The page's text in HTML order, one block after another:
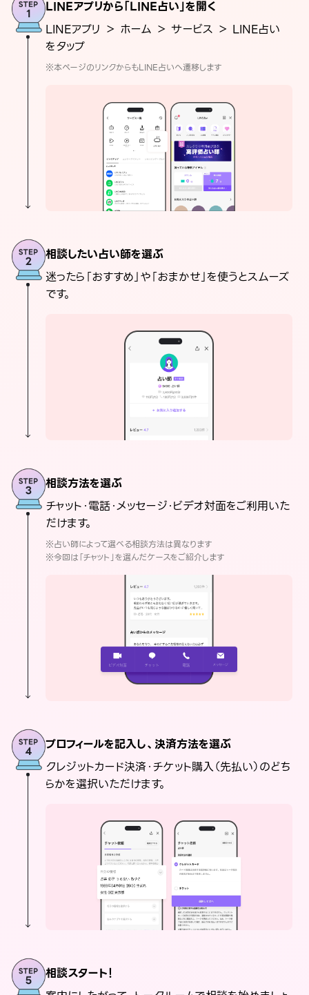
LINEアプリから「LINE占い」を開く
LINEアプリ ＞ ホーム ＞ サービス ＞ LINE占い
をタップ
※本ページのリンクからもLINE占いへ遷移します
相談したい占い師を選ぶ
迷ったら「おすすめ」や「おまかせ」を使うとスムーズ
です。
相談方法を選ぶ
チャット・電話・メッセージ・ビデオ対面をご利用いた
だけます。
※占い師によって選べる相談方法は異なります
※今回は「チャット」を選んだケースをご紹介します
プロフィールを記入し、決済方法を選ぶ
クレジットカード決済・チケット購入（先払い）のどち
らかを選択いただけます。
相談スタート！